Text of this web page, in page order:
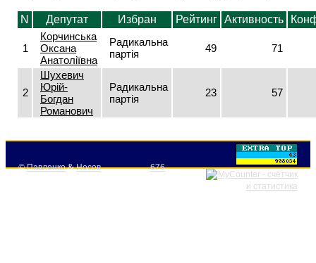
N Депутат Избран Рейтинг Активность
1
Корчинська
Оксана
Анатоліївна
Радикальна
партія
49 71
2
Шухевич
Юрій-
Богдан
Романович
Радикальна
партія
23 57
©Павленко&Носов 676